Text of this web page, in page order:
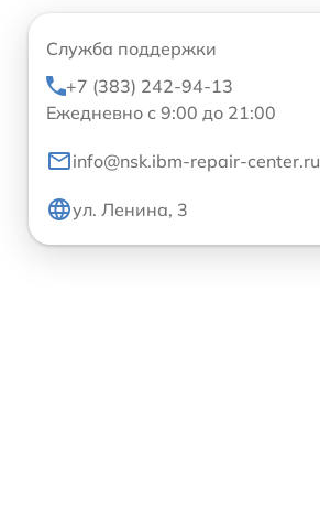
Служба поддержки
+7 (383) 242-94-13
Ежедневно с 9:00 до 21:00
info@nsk.ibm-repair-center.ru
ул. Ленина, 3